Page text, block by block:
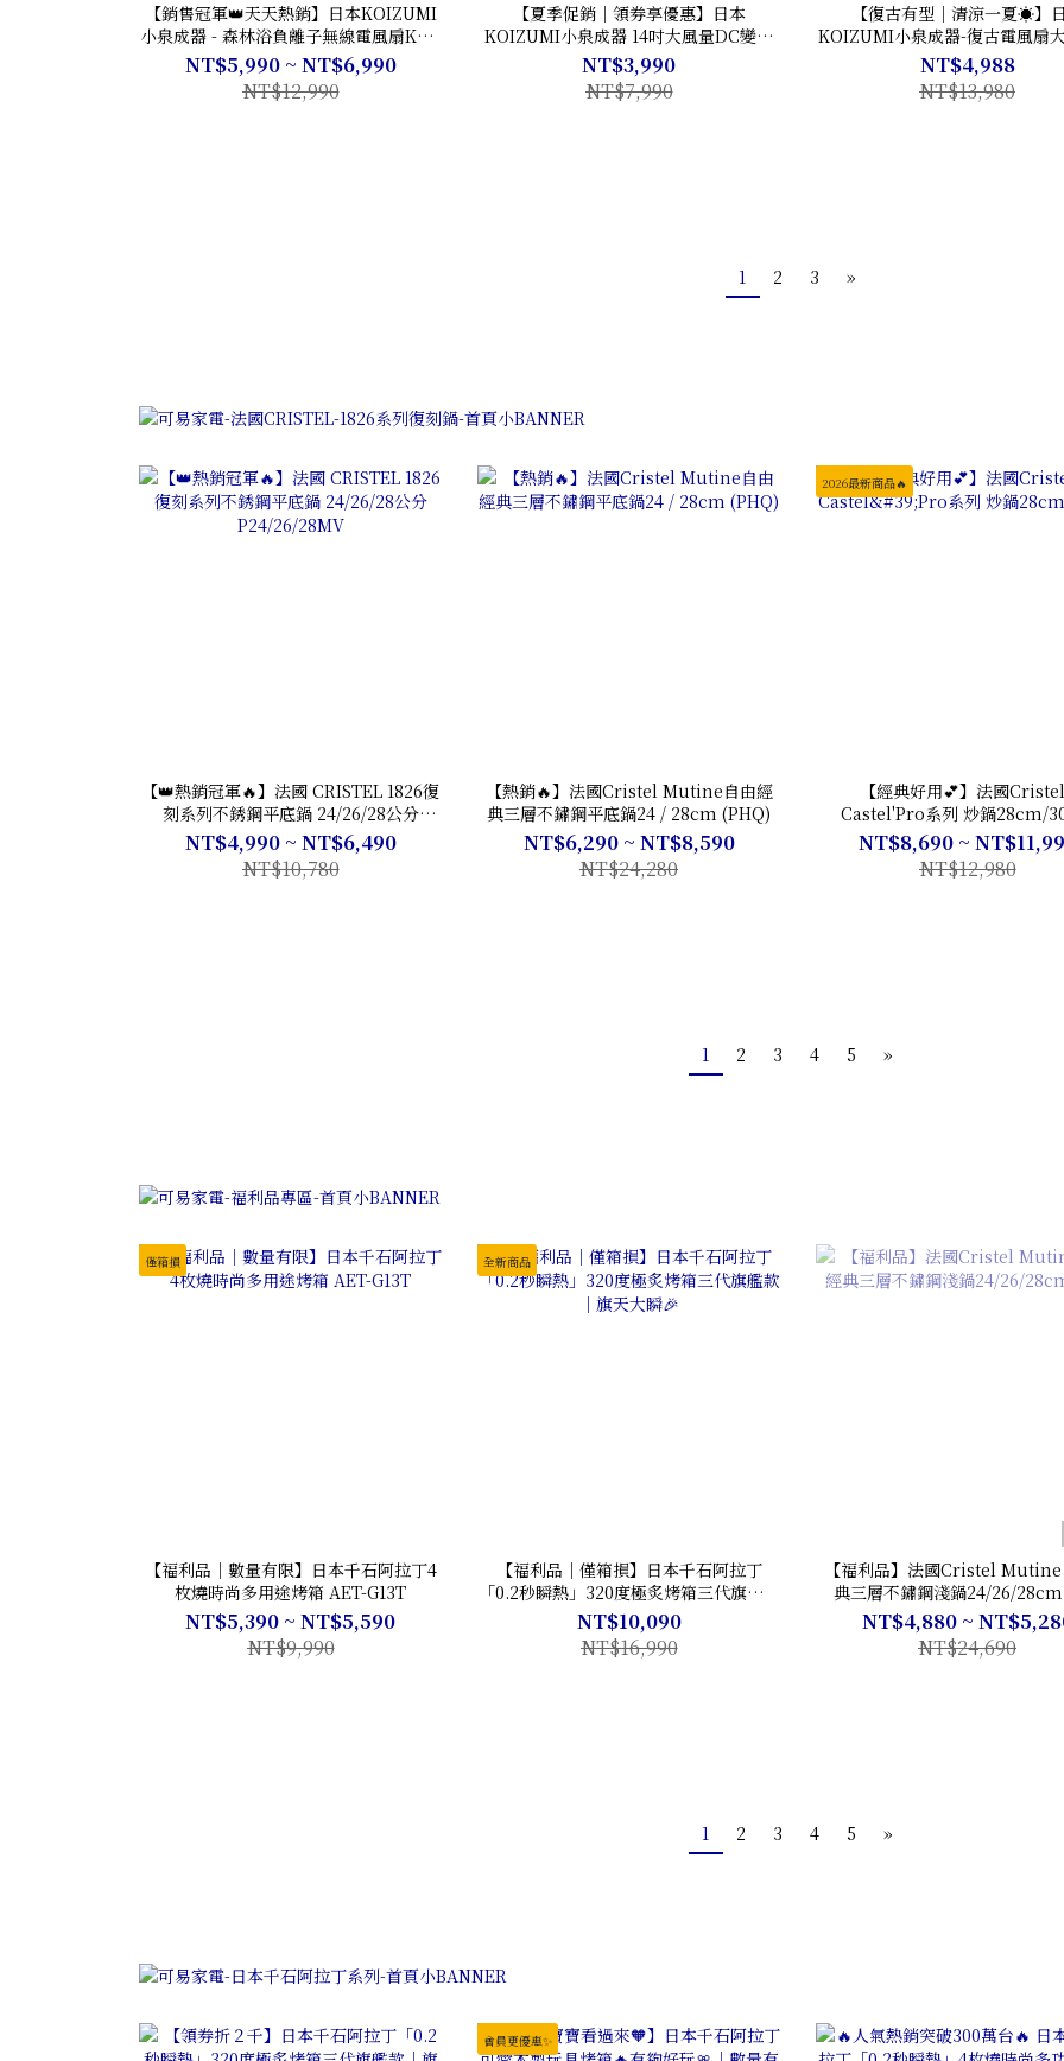
【銷售冠軍👑天天熱銷】日本KOIZUMI
小泉成器 - 森林浴負離子無線電風扇KLF-
G280 (五色可選)
NT$5,990 ~ NT$6,990
NT$12,990
【夏季促銷｜領券享優惠】日本
KOIZUMI小泉成器 14吋大風量DC變頻
無線遙控電風扇 | KLF-G350 | 純淨白🤍
NT$3,990
NT$7,990
【復古有型｜清涼一夏☀】
KOIZUMI小泉成器-復古電風扇
組合
NT$4,988
NT$13,980
1 2 3 »
【👑熱銷冠軍🔥】法國 CRISTEL 1826復
刻系列不銹鋼平底鍋 24/26/28公分
P24/26/28MV
NT$4,990 ~ NT$6,490
NT$10,780
【熱銷🔥】法國Cristel Mutine自由經
典三層不鏽鋼平底鍋24 / 28cm (PHQ)
NT$6,290 ~ NT$8,590
NT$24,280
2026最新商品🔥
【經典好用💕】法國
Castel'Pro系列 炒鍋28cm/
NT$8,690 ~
NT$12,980
1 2 3 4 5 »
僅箱損
【福利品｜數量有限】日本千石阿拉丁4
枚燒時尚多用途烤箱 AET-G13T
NT$5,390 ~ NT$5,590
NT$9,990
全新商品
【福利品｜僅箱損】日本千石阿拉丁
「0.2秒瞬熱」320度極炙烤箱三代旗艦款
｜旗天大瞬🎉
NT$10,090
NT$16,990
【福利品】法國Cristel
典三層不鏽鋼淺鍋24/26/
NT$4,880 ~
NT$24,690
1 2 3 4 5 »
會員更優惠✨